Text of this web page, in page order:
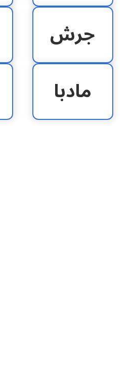
جرش
مادبا